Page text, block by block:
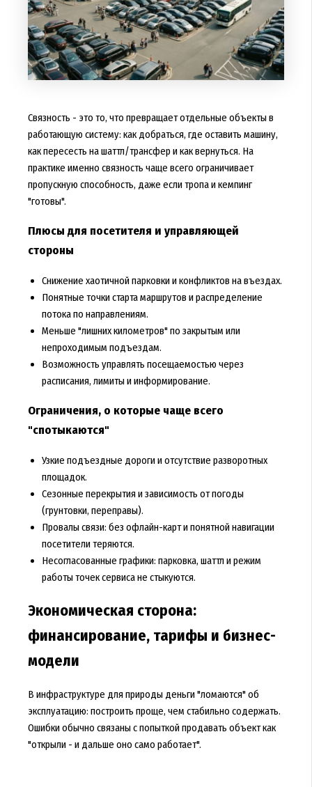
Связность - это то, что превращает отдельные объекты в
работающую систему: как добраться, где оставить машину,
как пересесть на шаттл/трансфер и как вернуться. На
практике именно связность чаще всего ограничивает
пропускную способность, даже если тропа и кемпинг
"готовы".
Плюсы для посетителя и управляющей
стороны
Снижение хаотичной парковки и конфликтов на въездах.
Понятные точки старта маршрутов и распределение
потока по направлениям.
Меньше "лишних километров" по закрытым или
непроходимым подъездам.
Возможность управлять посещаемостью через
расписания, лимиты и информирование.
Ограничения, о которые чаще всего
"спотыкаются"
Узкие подъездные дороги и отсутствие разворотных
площадок.
Сезонные перекрытия и зависимость от погоды
(грунтовки, переправы).
Провалы связи: без офлайн-карт и понятной навигации
посетители теряются.
Несогласованные графики: парковка, шаттл и режим
работы точек сервиса не стыкуются.
Экономическая сторона:
финансирование, тарифы и бизнес-
модели
В инфраструктуре для природы деньги "ломаются" об
эксплуатацию: построить проще, чем стабильно содержать.
Ошибки обычно связаны с попыткой продавать объект как
"открыли - и дальше оно само работает".